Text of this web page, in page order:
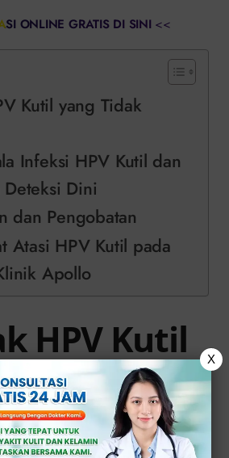
ONLINE GRATIS DI SINI <<
Kutil yang Tidak
Infeksi HPV Kutil dan
Dini
dan Pengobatan
Atasi HPV Kutil pada
Apollo
HPV Kutil
X